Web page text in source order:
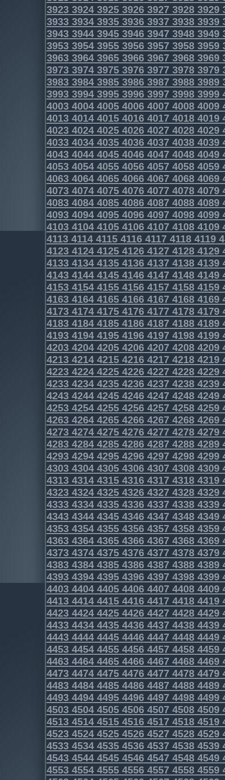
3923392439253926392739283929
3933393439353936393739383939
3943394439453946394739483949
3953395439553956395739583959
3963396439653966396739683969
3973397439753976397739783979
3983398439853986398739883989
3993399439953996399739983999
4003400440054006400740084009
4013401440154016401740184019
4023402440254026402740284029
4033403440354036403740384039
4043404440454046404740484049
4053405440554056405740584059
4063406440654066406740684069
4073407440754076407740784079
4083408440854086408740884089
4093409440954096409740984099
4103410441054106410741084109
4113411441154116411741184119
4123412441254126412741284129
4133413441354136413741384139
4143414441454146414741484149
4153415441554156415741584159
4163416441654166416741684169
4173417441754176417741784179
4183418441854186418741884189
4193419441954196419741984199
4203420442054206420742084209
4213421442154216421742184219
4223422442254226422742284229
4233423442354236423742384239
4243424442454246424742484249
4253425442554256425742584259
4263426442654266426742684269
4273427442754276427742784279
4283428442854286428742884289
4293429442954296429742984299
4303430443054306430743084309
4313431443154316431743184319
4323432443254326432743284329
4333433443354336433743384339
4343434443454346434743484349
4353435443554356435743584359
4363436443654366436743684369
4373437443754376437743784379
4383438443854386438743884389
4393439443954396439743984399
4403440444054406440744084409
4413441444154416441744184419
4423442444254426442744284429
4433443444354436443744384439
4443444444454446444744484449
4453445444554456445744584459
4463446444654466446744684469
4473447444754476447744784479
4483448444854486448744884489
4493449444954496449744984499
4503450445054506450745084509
4513451445154516451745184519
4523452445254526452745284529
4533453445354536453745384539
4543454445454546454745484549
4553455445554556455745584559